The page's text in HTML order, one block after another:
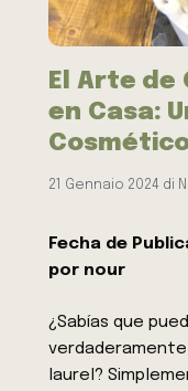
El Arte de
en Casa:
21 Gennaio 2024 di
Fecha de
por nour
¿Sabías que
laurel?